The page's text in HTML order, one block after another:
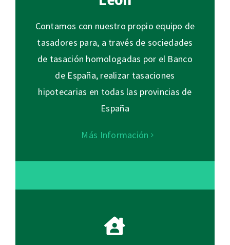
Contamos con nuestro propio equipo de
tasadores para, a través de sociedades
de tasación homologadas por el Banco
de España, realizar tasaciones
hipotecarias en todas las provincias de
España
Más Información